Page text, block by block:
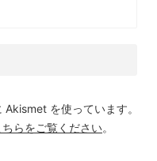
を使っています。
らをご覧ください。